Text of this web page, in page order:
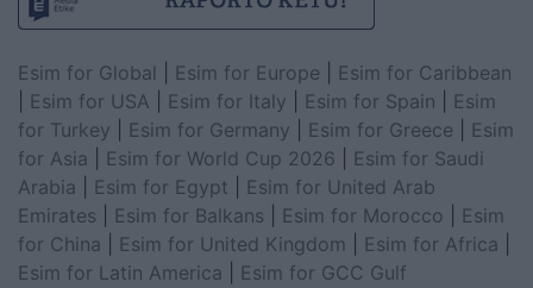
Esim for Global Esim for Europe
Esim for Caribbean
Esim for USA Esim for Italy Esim for Spain
Esim
for Turkey
Esim for Germany Esim for Greece
Esim
for Asia
Esim for World Cup 2026
Esim for Saudi
Arabia
Esim for Egypt
Esim for United Arab
Emirates
Esim for Balkans Esim for Morocco
Esim
for China
Esim for United Kingdom Esim for Africa
Esim for Latin America
Esim for GCC Gulf